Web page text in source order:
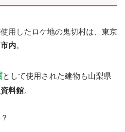
用したロケ地の鬼切村は、東京
内。
として使用された建物も山梨県
料館。